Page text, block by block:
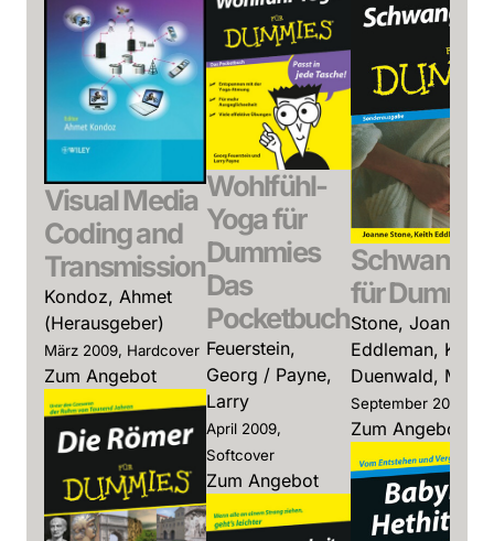
Visual Media
Coding and
Transmission
Kondoz, Ahmet
(Herausgeber)
März 2009, Hardcover
Zum Angebot
Wohlfühl-
Yoga für
Dummies
Das
Pocketbuch
Feuerstein,
Georg / Payne,
Larry
April 2009,
Softcover
Zum Angebot
für
Stone, Joanne /
Eddleman, Keith
Duenwald, Mary
September 2008,
Zum Angebot